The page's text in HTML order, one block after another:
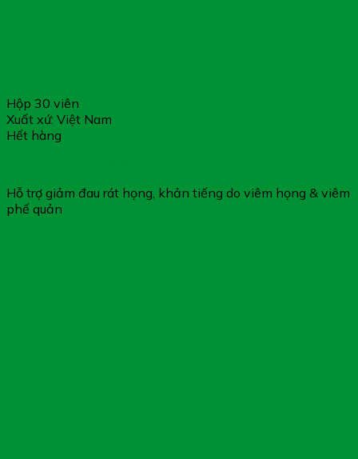
Hộp 30 viên
Xuất xứ: Việt Nam
Hết hàng
Hỗ trợ giảm đau rát họng, khản tiếng do viêm họng & viêm
phế quản